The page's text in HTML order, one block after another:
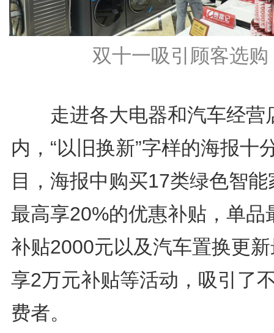
双十一吸引顾客选购
走进各大电器和汽车经营
内，“以旧换新”字样的海报十
目，海报中购买17类绿色智能
最高享20%的优惠补贴，单品
补贴2000元以及汽车置换更
享2万元补贴等活动，吸引了
费者。